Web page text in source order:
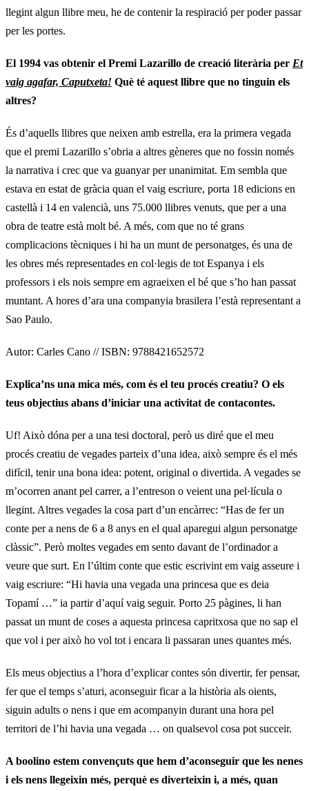
llegint algun llibre meu, he de contenir la respiració per poder passar
per les portes.
El 1994 vas obtenir el Premi Lazarillo de creació literària per Et
vaig agafar, Caputxeta! Què té aquest llibre que no tinguin els
altres?
És d’aquells llibres que neixen amb estrella, era la primera vegada
que el premi Lazarillo s’obria a altres gèneres que no fossin només
la narrativa i crec que va guanyar per unanimitat. Em sembla que
estava en estat de gràcia quan el vaig escriure, porta 18 edicions en
castellà i 14 en valencià, uns 75.000 llibres venuts, que per a una
obra de teatre està molt bé. A més, com que no té grans
complicacions tècniques i hi ha un munt de personatges, és una de
les obres més representades en col·legis de tot Espanya i els
professors i els nois sempre em agraeixen el bé que s’ho han passat
muntant. A hores d’ara una companyia brasilera l’està representant a
Sao Paulo.
Autor: Carles Cano // ISBN: 9788421652572
Explica’ns una mica més, com és el teu procés creatiu? O els
teus objectius abans d’iniciar una activitat de contacontes.
Uf! Això dóna per a una tesi doctoral, però us diré que el meu
procés creatiu de vegades parteix d’una idea, això sempre és el més
difícil, tenir una bona idea: potent, original o divertida. A vegades se
m’ocorren anant pel carrer, a l’entreson o veient una pel·lícula o
llegint. Altres vegades la cosa part d’un encàrrec: “Has de fer un
conte per a nens de 6 a 8 anys en el qual aparegui algun personatge
clàssic”. Però moltes vegades em sento davant de l’ordinador a
veure que surt. En l’últim conte que estic escrivint em vaig asseure i
vaig escriure: “Hi havia una vegada una princesa que es deia
Topamí …” ia partir d’aquí vaig seguir. Porto 25 pàgines, li han
passat un munt de coses a aquesta princesa capritxosa que no sap el
que vol i per això ho vol tot i encara li passaran unes quantes més.
Els meus objectius a l’hora d’explicar contes són divertir, fer pensar,
fer que el temps s’aturi, aconseguir ficar a la història als oients,
siguin adults o nens i que em acompanyin durant una hora pel
territori de l’hi havia una vegada … on qualsevol cosa pot succeir.
A boolino estem convençuts que hem d’aconseguir que les nenes
i els nens llegeixin més, perquè es diverteixin i, a més, quan